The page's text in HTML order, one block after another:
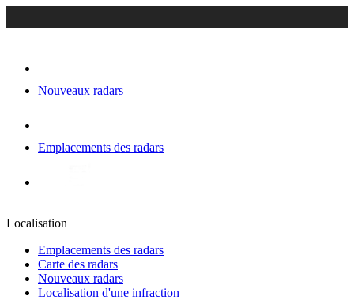
Nouveaux radars
Emplacements des radars
Localisation
Emplacements des radars
Carte des radars
Nouveaux radars
Localisation d'une infraction